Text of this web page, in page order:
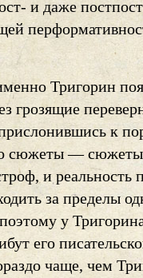
и даже
Тригорин
грозящие
к
сюжеты —
и реальность
за пределы
у
его
чаще, чем